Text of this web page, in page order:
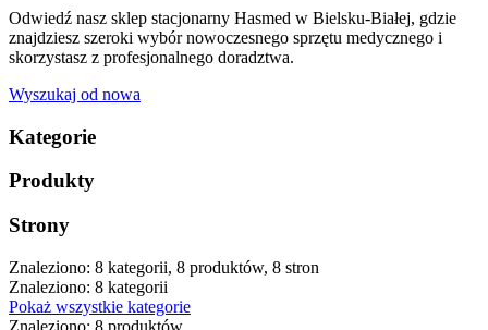
Odwiedź nasz sklep stacjonarny Hasmed w Bielsku-Białej, gdzie
znajdziesz szeroki wybór nowoczesnego sprzętu medycznego i
skorzystasz z profesjonalnego doradztwa.
Wyszukaj od nowa
Kategorie
Produkty
Strony
Znaleziono: 8 kategorii, 8 produktów, 8 stron
Znaleziono: 8 kategorii
Pokaż wszystkie kategorie
Znaleziono: 8 produktów